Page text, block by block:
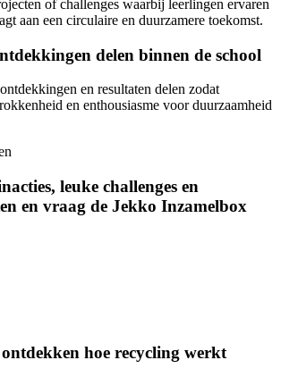
of challenges waarbij leerlingen ervaren
aan een circulaire en duurzamere toekomst.
delen binnen de school
en resultaten delen zodat
en enthousiasme voor duurzaamheid
leuke challenges en
en vraag de Jekko Inzamelbox
hoe recycling werkt